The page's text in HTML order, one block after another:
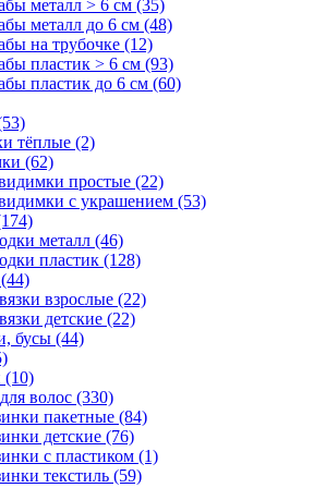
металл > 6 см (35)
металл до 6 см (48)
на трубочке (12)
пластик > 6 см (93)
пластик до 6 см (60)
тёплые (2)
(62)
простые (22)
с украшением (53)
металл (46)
пластик (128)
взрослые (22)
детские (22)
бусы (44)
(10)
волос (330)
пакетные (84)
детские (76)
с пластиком (1)
текстиль (59)